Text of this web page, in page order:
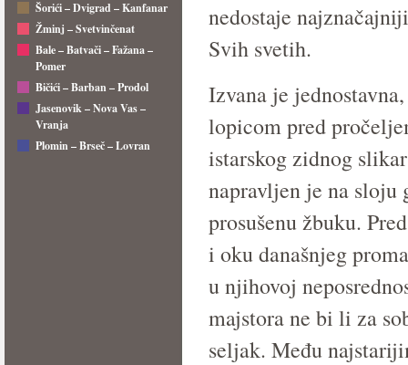
Šorići – Dvigrad – Kanfanar
Žminj – Svetvinčenat
Bale – Batvači – Fažana –
Pomer
Bičići – Barban – Prodol
Jasenovik – Nova Vas –
Vranja
Plomin – Brseč – Lovran
nedostaje
Svih svetih.
Izvana je
lopicom pred
istarskog zidnog
napravljen je na sloju
prosušenu žbuku.
i oku današnjeg
u njihovoj
majstora ne bi li za
seljak. Među